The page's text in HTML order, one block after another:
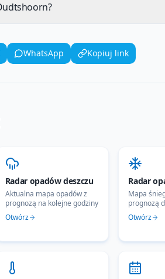
WhatsApp Kopiuj link
Radar opadów deszczu
Aktualna mapa opadów z
prognozą na kolejne godziny
Otwórz
Radar
Mapa
prognozą
Otwórz